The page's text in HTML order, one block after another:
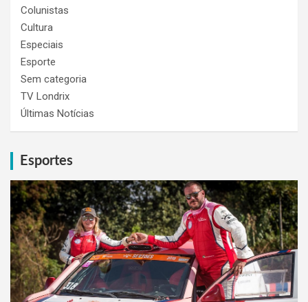
Colunistas
Cultura
Especiais
Esporte
Sem categoria
TV Londrix
Últimas Notícias
Esportes